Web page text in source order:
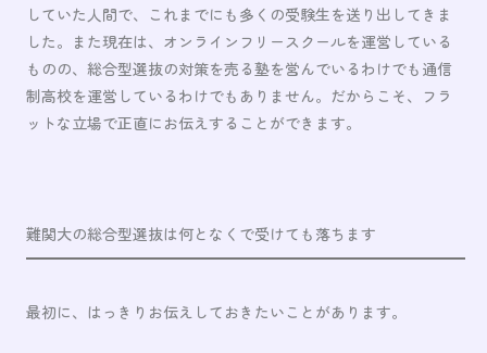
していた人間で、これまでにも多くの受験生を送り出してきま
した。また現在は、オンラインフリースクールを運営している
ものの、総合型選抜の対策を売る塾を営んでいるわけでも通信
制高校を運営しているわけでもありません。だからこそ、フラ
ットな立場で正直にお伝えすることができます。
難関大の総合型選抜は何となくで受けても落ちます
最初に、はっきりお伝えしておきたいことがあります。